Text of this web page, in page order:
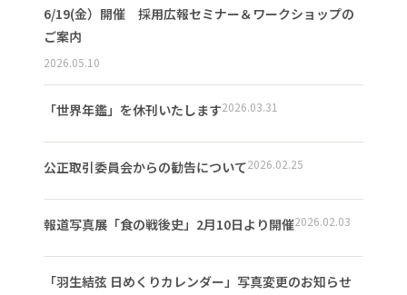
6/19(金）開催 採用広報セミナー＆ワークショップの
ご案内
2026.05.10
「世界年鑑」を休刊いたします2026.03.31
公正取引委員会からの勧告について2026.02.25
報道写真展「食の戦後史」2月10日より開催2026.02.03
「羽生結弦 日めくりカレンダー」写真変更のお知らせ